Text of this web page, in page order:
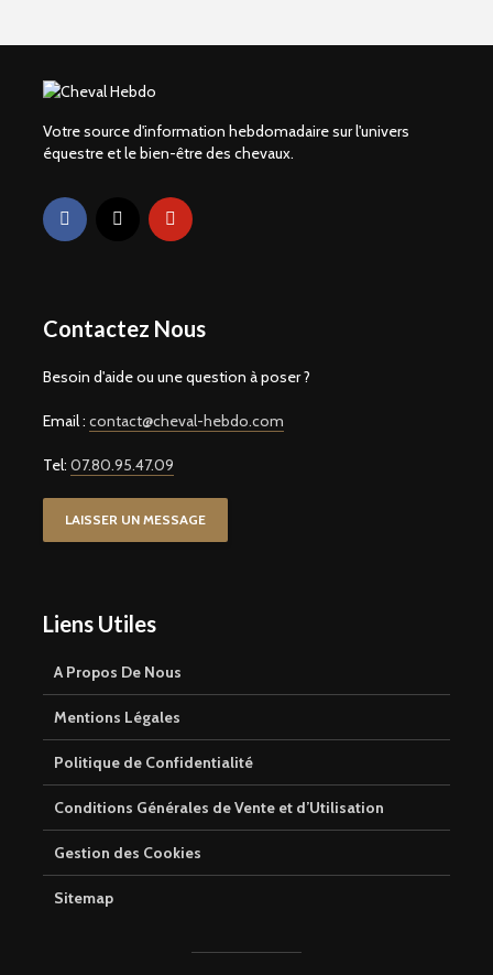
Votre source d'information hebdomadaire sur l'univers
équestre et le bien-être des chevaux.
Contactez Nous
Besoin d'aide ou une question à poser ?
Email : contact@cheval-hebdo.com
Tel: 07.80.95.47.09
LAISSER UN MESSAGE
Liens Utiles
A Propos De Nous
Mentions Légales
Politique de Confidentialité
Conditions Générales de Vente et d’Utilisation
Gestion des Cookies
Sitemap